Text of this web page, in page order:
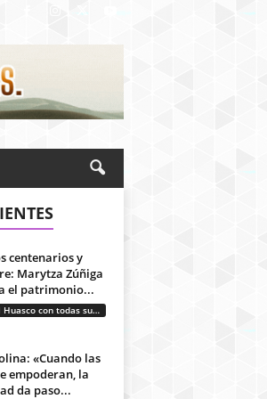
centenarios y
Marytza Zúñiga
el patrimonio...
Provincia del Huasco con todas sus letras: Historias que unen cultura, diversidad e identidad
«Cuando las
empoderan, la
da paso...